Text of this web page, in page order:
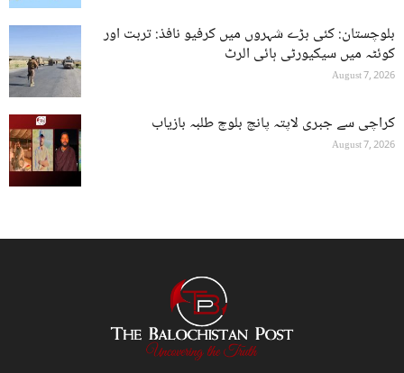
بلوچستان: کئی بڑے شہروں میں کرفیو نافذ: تربت اور
کوئٹہ میں سیکیورٹی ہائی الرٹ
August 7, 2026
کراچی سے جبری لاپتہ پانچ بلوچ طلبہ بازیاب
August 7, 2026